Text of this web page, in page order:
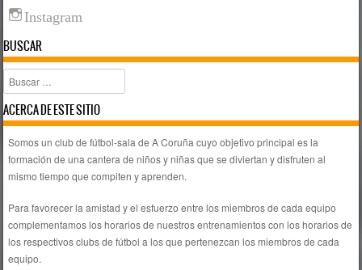
Instagram
BUSCAR
Buscar
ACERCA DE ESTE SITIO
Somos un club de fútbol-sala de A Coruña cuyo objetivo principal es la
formación de una cantera de niños y niñas que se diviertan y disfruten al
mismo tiempo que compiten y aprenden.
Para favorecer la amistad y el esfuerzo entre los miembros de cada equipo
complementamos los horarios de nuestros entrenamientos con los horarios de
los respectivos clubs de fútbol a los que pertenezcan los miembros de cada
equipo.